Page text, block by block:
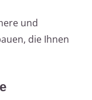
und
die Ihnen